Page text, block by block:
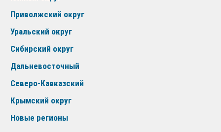
Приволжский округ
Уральский округ
Сибирский округ
Дальневосточный
Северо-Кавказский
Крымский округ
Новые регионы